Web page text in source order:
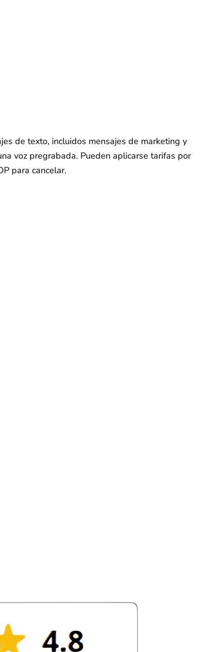
de texto, incluidos mensajes de marketing y
voz pregrabada. Pueden aplicarse tarifas por
para cancelar.